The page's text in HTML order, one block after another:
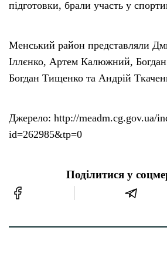
підготовки, брали участь у
Менський район представляли
Іллєнко, Артем Калюжний,
Богдан Тищенко та Андрій
Джерело: http://meadm.cg.gov.ua/
id=262985&tp=0
Поділитися у